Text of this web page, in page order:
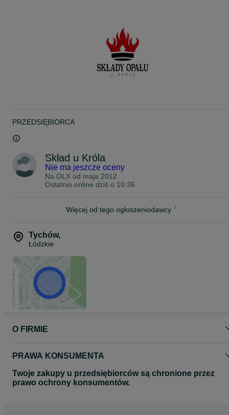
ustawowo są zwolnieni z podatku akcyzowego. Dla firm nie
podlegających zwolnieniu zostanie doliczona akcyza w wysokości
- Do 20 km od siedziby firmy Tychów- GRATIS
- Powyżej 20 km od siedziby firmy- koszt ustalany indywidualnie
Nr tel. 51*******63, 51*******11
Dalków 131A, 97-318 Czarnocin
Nr tel. 50*******13
Buków 44, 97-225 Ujazd
Nr tel. 51*******27
PRZEDSIĘBIORCA
Skład u Króla
Nie ma jeszcze oceny
Na OLX od maja 2012
Ostatnio online dziś o 10:36
Więcej od tego ogłoszeniodawcy
Tychów,
Łódzkie
O FIRMIE
PRAWA KONSUMENTA
Twoje zakupy u przedsiębiorców są chronione przez
prawo ochrony konsumentów.